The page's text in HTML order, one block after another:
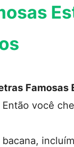
Famosas
você